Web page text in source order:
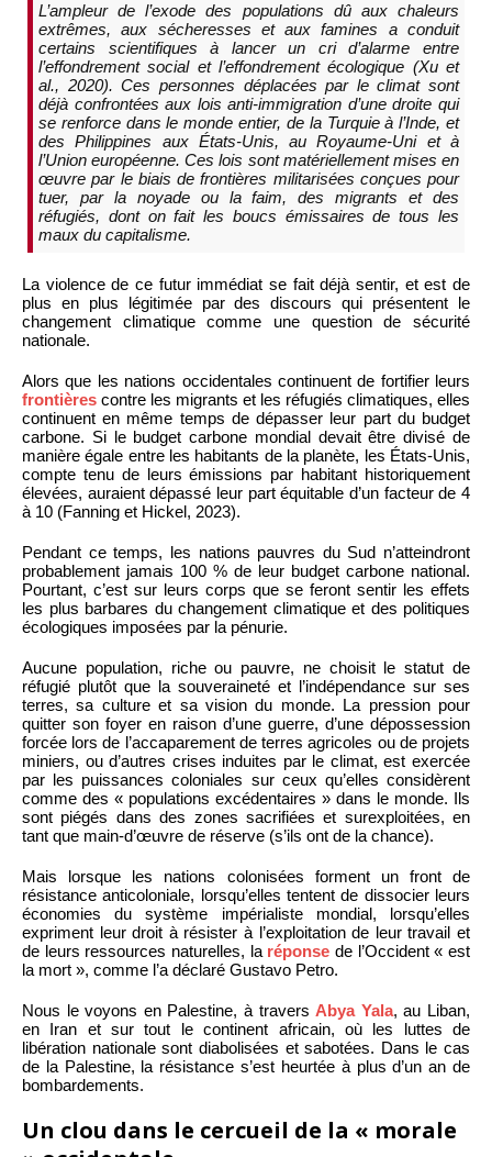
L’ampleur de l’exode des populations dû aux chaleurs
extrêmes, aux sécheresses et aux famines a conduit
certains scientifiques à lancer un cri d’alarme entre
l’effondrement social et l’effondrement écologique (Xu et
al., 2020). Ces personnes déplacées par le climat sont
déjà confrontées aux lois anti-immigration d’une droite qui
se renforce dans le monde entier, de la Turquie à l’Inde, et
des Philippines aux États-Unis, au Royaume-Uni et à
l’Union européenne. Ces lois sont matériellement mises en
œuvre par le biais de frontières militarisées conçues pour
tuer, par la noyade ou la faim, des migrants et des
réfugiés, dont on fait les boucs émissaires de tous les
maux du capitalisme.
La violence de ce futur immédiat se fait déjà sentir, et est de
plus en plus légitimée par des discours qui présentent le
changement climatique comme une question de sécurité
nationale.
Alors que les nations occidentales continuent de fortifier leurs
frontières contre les migrants et les réfugiés climatiques, elles
continuent en même temps de dépasser leur part du budget
carbone. Si le budget carbone mondial devait être divisé de
manière égale entre les habitants de la planète, les États-Unis,
compte tenu de leurs émissions par habitant historiquement
élevées, auraient dépassé leur part équitable d’un facteur de 4
à 10 (Fanning et Hickel, 2023).
Pendant ce temps, les nations pauvres du Sud n’atteindront
probablement jamais 100 % de leur budget carbone national.
Pourtant, c’est sur leurs corps que se feront sentir les effets
les plus barbares du changement climatique et des politiques
écologiques imposées par la pénurie.
Aucune population, riche ou pauvre, ne choisit le statut de
réfugié plutôt que la souveraineté et l’indépendance sur ses
terres, sa culture et sa vision du monde. La pression pour
quitter son foyer en raison d’une guerre, d’une dépossession
forcée lors de l’accaparement de terres agricoles ou de projets
miniers, ou d’autres crises induites par le climat, est exercée
par les puissances coloniales sur ceux qu’elles considèrent
comme des « populations excédentaires » dans le monde. Ils
sont piégés dans des zones sacrifiées et surexploitées, en
tant que main-d’œuvre de réserve (s’ils ont de la chance).
Mais lorsque les nations colonisées forment un front de
résistance anticoloniale, lorsqu’elles tentent de dissocier leurs
économies du système impérialiste mondial, lorsqu’elles
expriment leur droit à résister à l’exploitation de leur travail et
de leurs ressources naturelles, la réponse de l’Occident « est
la mort », comme l’a déclaré Gustavo Petro.
Nous le voyons en Palestine, à travers Abya Yala, au Liban,
en Iran et sur tout le continent africain, où les luttes de
libération nationale sont diabolisées et sabotées. Dans le cas
de la Palestine, la résistance s’est heurtée à plus d’un an de
bombardements.
Un clou dans le cercueil de la « morale